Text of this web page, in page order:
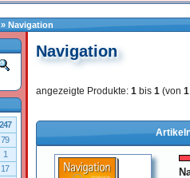
» Navigation
Navigation
angezeigte Produkte: 1 bis 1 (von 1
247
79
1
17